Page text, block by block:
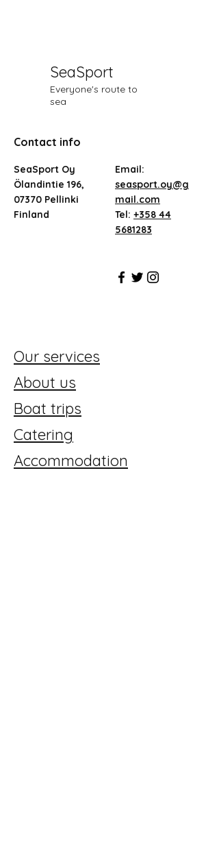
SeaSport
Everyone's route to
sea
Contact info
SeaSport Oy
Ölandintie 196,
07370 Pellinki
Finland
Email:
seasport.oy@g
mail.com
Tel: +358 44
5681283
Our services
About us
Boat trips
Catering
Accommodation